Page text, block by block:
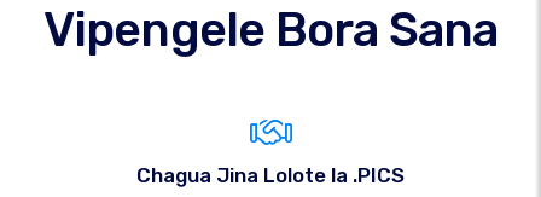
Vipengele Bora Sana
Chagua Jina Lolote la .PICS